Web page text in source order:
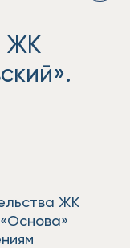
ЖК
ЖК